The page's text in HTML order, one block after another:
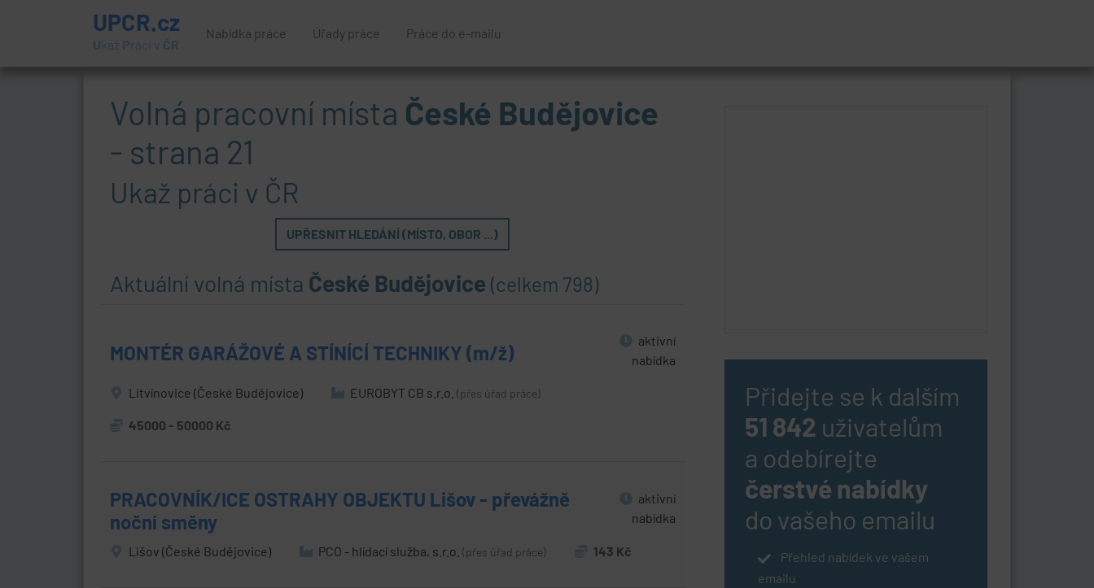
UPCR.cz
U kaž P ráci v ČR
Nabídka práce Úřady práce Práce do e-mailu
Volná pracovní místa České Budějovice
- strana 21
Ukaž práci v ČR
UPŘESNIT HLEDÁNÍ (MÍSTO, OBOR ...)
Aktuální volná místa České Budějovice (celkem 798)
MONTÉR GARÁŽOVÉ A STÍNÍCÍ TECHNIKY (m/ž)
aktivní
nabídka
Litvínovice (České Budějovice) EUROBYT CB s.r.o. (přes úřad práce)
45000 - 50000 Kč
PRACOVNÍK/ICE OSTRAHY OBJEKTU Lišov - převážně
noční směny
aktivní
nabídka
Lišov (České Budějovice) PCO - hlídací služba, s.r.o. (přes úřad práce) 143 Kč
Přidejte se k dalším
51 842 uživatelům
a odebírejte
čerstvé nabídky
do vašeho emailu
Přehled nabídek ve vašem
emailu